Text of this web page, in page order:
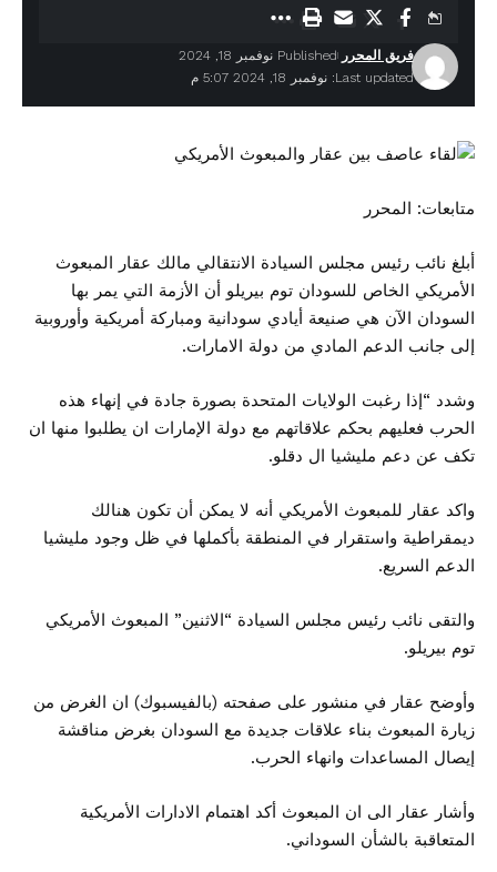
Last updated: نوفمبر 18, 2024 5:07 م
فريق المحرر Published نوفمبر 18, 2024
متابعات: المحرر
أبلغ نائب رئيس مجلس السيادة الانتقالي مالك عقار المبعوث
الأمريكي الخاص للسودان توم بيريلو أن الأزمة التي يمر بها
السودان الآن هي صنيعة أيادي سودانية ومباركة أمريكية وأوروبية
إلى جانب الدعم المادي من دولة الامارات.
وشدد “إذا رغبت الولايات المتحدة بصورة جادة في إنهاء هذه
الحرب فعليهم بحكم علاقاتهم مع دولة الإمارات ان يطلبوا منها ان
تكف عن دعم مليشيا ال دقلو.
واكد عقار للمبعوث الأمريكي أنه لا يمكن أن تكون هنالك
ديمقراطية واستقرار في المنطقة بأكملها في ظل وجود مليشيا
الدعم السريع.
والتقى نائب رئيس مجلس السيادة “الاثنين” المبعوث الأمريكي
توم بيريلو.
وأوضح عقار في منشور على صفحته (بالفيسبوك) ان الغرض من
زيارة المبعوث بناء علاقات جديدة مع السودان بغرض مناقشة
إيصال المساعدات وانهاء الحرب.
وأشار عقار الى ان المبعوث أكد اهتمام الادارات الأمريكية
المتعاقبة بالشأن السوداني.